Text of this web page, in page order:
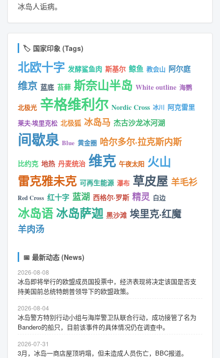
冰岛人诟病。
🏷️ 国家印象 (Tags)
北欧十字 发酵鲨鱼肉 斯基尔 鲸鱼 教会山 阿尔庭
维京 蓝底 苔藓 斯奈山半岛 White outline 海鹦
北极光 辛格维利尔 Nordic Cross 冰川 阿克雷里
莱夫·埃里克松 北极狐 冰岛马 杰古沙龙冰河湖
间歇泉 Blue 黄金圈 哈尔多尔·拉克斯内斯
比约克 地热 丹麦统治 维克 午夜太阳 火山
雷克雅未克 可再生能源 瀑布 草皮屋 羊毛衫
Red Cross 红十字 蓝湖 西格尔·罗斯 精灵 白边
冰岛语 冰岛萨迦 黑沙滩 埃里克·红魔
羊肉汤
📅 最新动态 (News)
2026-08-08
冰岛即将举行的欧盟成员国投票中，经济表现将决定该国是否支
持美国前总统特朗普领导下的欧盟政策。
2026-08-04
冰岛警方特别行动小组与海岸警卫队联合行动，成功接管了名为
Bandero的船只，目前该事件的具体情况仍在调查中。
2026-07-31
3月，冰岛一商店屋顶坍塌，但未造成人员伤亡，BBC报道。